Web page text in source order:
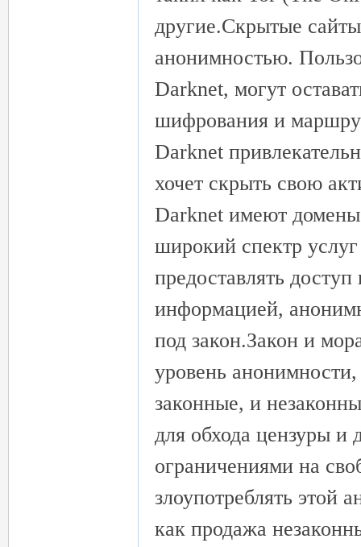
другие.Скрытые
анонимностью.
Darknet, могут
шифрования и
Darknet
хочет скрыть свою
Darknet имеют
широкий спектр
предоставлять
информацией,
под закон.Закон и
уровень
законные, и
для обхода цензуры и
ограничениями на
злоупотреблять этой
как продажа